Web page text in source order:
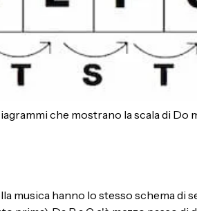
che mostrano la scala di Do
musica hanno lo stesso schema di